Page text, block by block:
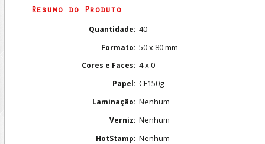
Resumo do Produto
Quantidade: 40
Formato: 50 x 80 mm
Cores e Faces: 4 x 0
Papel: CF150g
Laminação: Nenhum
Verniz: Nenhum
HotStamp: Nenhum